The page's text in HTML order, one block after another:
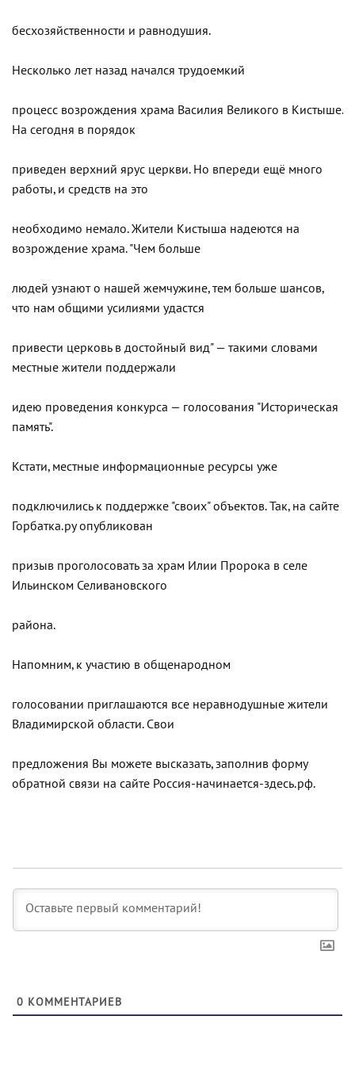
бесхозяйственности и равнодушия.
Несколько лет назад начался трудоемкий
процесс возрождения храма Василия Великого в Кистыше.
На сегодня в порядок
приведен верхний ярус церкви. Но впереди ещё много
работы, и средств на это
необходимо немало. Жители Кистыша надеются на
возрождение храма. "Чем больше
людей узнают о нашей жемчужине, тем больше шансов,
что нам общими усилиями удастся
привести церковь в достойный вид" — такими словами
местные жители поддержали
идею проведения конкурса — голосования "Историческая
память".
Кстати, местные информационные ресурсы уже
подключились к поддержке "своих" объектов. Так, на сайте
Горбатка.ру опубликован
призыв проголосовать за храм Илии Пророка в селе
Ильинском Селивановского
района.
Напомним, к участию в общенародном
голосовании приглашаются все неравнодушные жители
Владимирской области. Свои
предложения Вы можете высказать, заполнив форму
обратной связи на сайте Россия-начинается-здесь.рф.
0 КОММЕНТАРИЕВ